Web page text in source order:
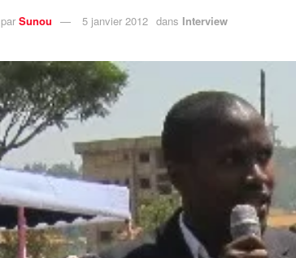
par Sunou 5 janvier 2012 dans Interview